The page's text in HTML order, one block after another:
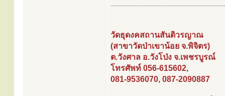
............................................................................
วัดธุดงคสถานสันติวรญาณ
(สาขาวัดป่าเขาน้อย จ.พิจิตร)
ต.วังศาล อ.วังโป่ง จ.เพชรบูรณ์
โทรศัพท์ 056-615602,
081-9536070, 087-2090887